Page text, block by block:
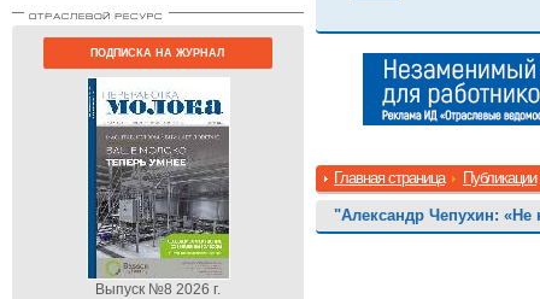
ПОДПИСКА НА ЖУРНАЛ
Выпуск №8 2026 г.
Главная страница Публикации
"Александр Чепухин: «Не